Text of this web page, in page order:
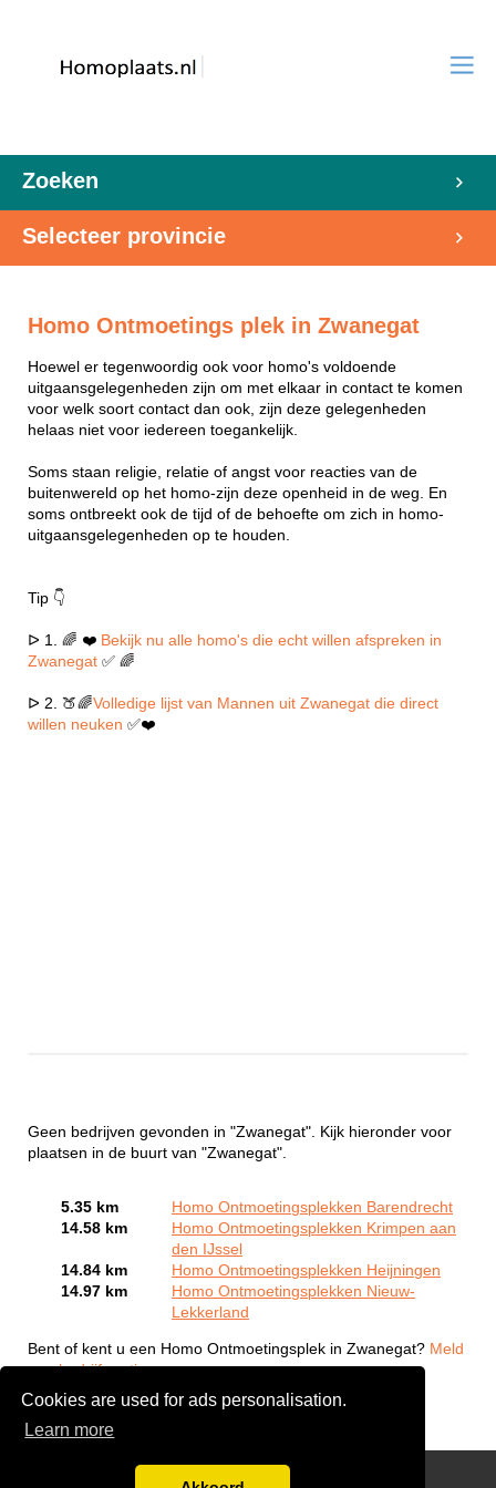
Cookies are used for ads personalisation.
Learn more
Zoeken
Selecteer provincie
Homo Ontmoetings plek in Zwanegat
Hoewel er tegenwoordig ook voor homo's voldoende
uitgaansgelegenheden zijn om met elkaar in contact te komen
voor welk soort contact dan ook, zijn deze gelegenheden
helaas niet voor iedereen toegankelijk.
Soms staan religie, relatie of angst voor reacties van de
buitenwereld op het homo-zijn deze openheid in de weg. En
soms ontbreekt ook de tijd of de behoefte om zich in homo-
uitgaansgelegenheden op te houden.
Tip 👇
ᐅ 1. 🌈 ❤️ Bekijk nu alle homo's die echt willen afspreken in
Zwanegat ✅ 🌈
ᐅ 2. 🍑🌈Volledige lijst van Mannen uit Zwanegat die direct
willen neuken ✅❤️
Geen bedrijven gevonden in "Zwanegat". Kijk hieronder voor
plaatsen in de buurt van "Zwanegat".
5.35 km
Homo Ontmoetingsplekken Barendrecht
14.58 km
Homo Ontmoetingsplekken Krimpen aan
den IJssel
14.84 km
Homo Ontmoetingsplekken Heijningen
14.97 km
Homo Ontmoetingsplekken Nieuw-
Lekkerland
Bent of kent u een Homo Ontmoetingsplek in Zwanegat? Meld
een bedrijf gratis aan